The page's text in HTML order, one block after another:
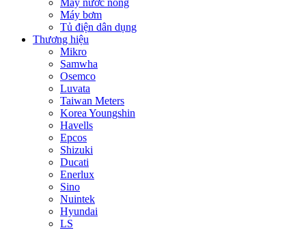
Máy nước nóng
Máy bơm
Tủ điện dân dụng
Thương hiệu
Mikro
Samwha
Osemco
Luvata
Taiwan Meters
Korea Youngshin
Havells
Epcos
Shizuki
Ducati
Enerlux
Sino
Nuintek
Hyundai
LS